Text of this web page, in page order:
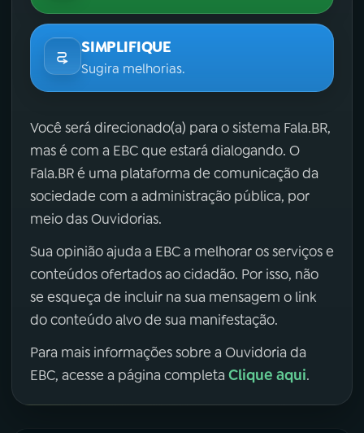
SIMPLIFIQUE
Sugira melhorias.
Você será direcionado(a) para o sistema Fala.BR,
mas é com a EBC que estará dialogando. O
Fala.BR é uma plataforma de comunicação da
sociedade com a administração pública, por
meio das Ouvidorias.
Sua opinião ajuda a EBC a melhorar os serviços e
conteúdos ofertados ao cidadão. Por isso, não
se esqueça de incluir na sua mensagem o link
do conteúdo alvo de sua manifestação.
Para mais informações sobre a Ouvidoria da
EBC, acesse a página completa Clique aqui.